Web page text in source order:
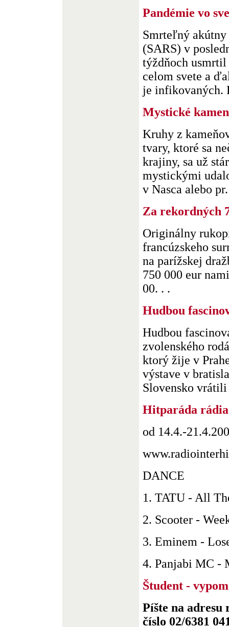
Pandémie vo
Smrteľný akútny
(SARS) v
týždňoch
celom svete a
je infikovaných.
Mystické
Kruhy z
tvary, ktoré sa
krajiny, sa už
mystickými
v Nasca alebo
Za rekordných
Originálny
francúzskeho
na parížskej
750 000 eur
00. . .
Hudbou
Hudbou
zvolenského
ktorý žije v
výstave v
Slovensko vrátili
Hitparáda
od 14.4.-
DANCE
1. TATU - All
2. Scooter -
3. Eminem -
4. Panjabi MC -
Študent -
Píšte na adresu
číslo 02/6381